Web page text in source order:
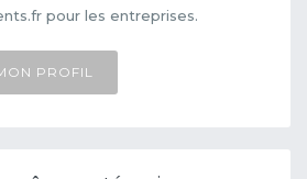
pour les entreprises.
PROFIL